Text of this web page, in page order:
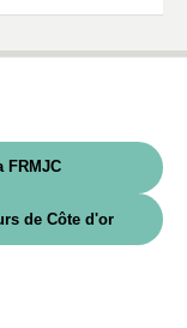
FRMJC
de Côte d'or